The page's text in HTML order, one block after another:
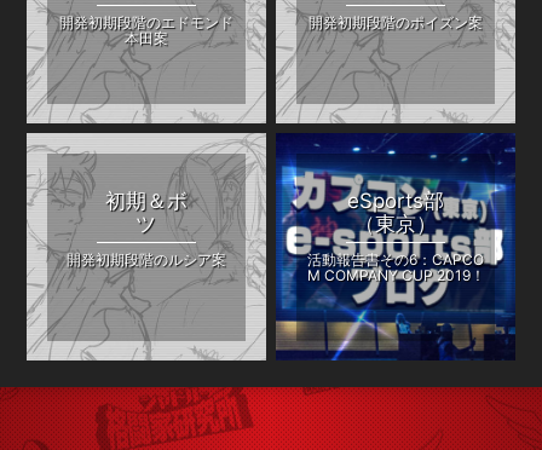
開発初期段階のエドモンド
本田案
開発初期段階のポイズン案
初期＆ボ
ツ
開発初期段階のルシア案
eSports部
（東京）
活動報告書その6：CAPCO
M COMPANY CUP 2019！